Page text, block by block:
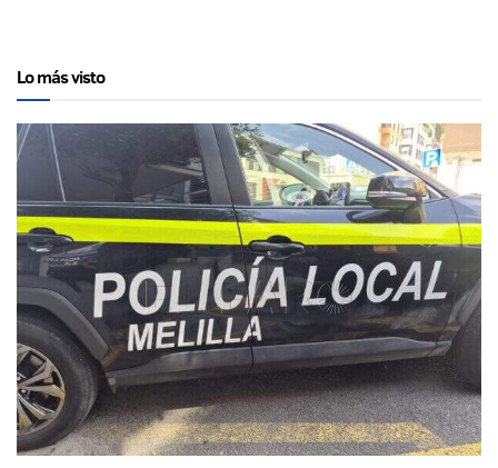
Lo más visto